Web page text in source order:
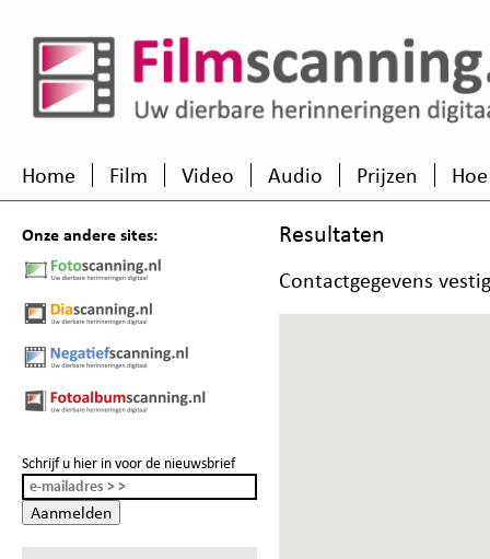
Home Film Video Audio Prijzen
Onze andere sites:
Schrijf u hier in voor de nieuwsbrief
Aanmelden
Resultaten
Contactgegevens